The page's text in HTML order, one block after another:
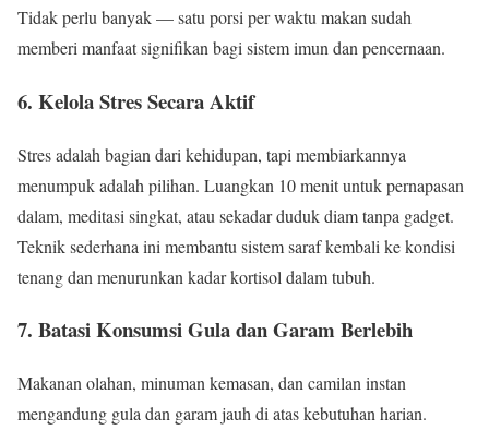
Tidak perlu banyak — satu porsi per waktu makan sudah
memberi manfaat signifikan bagi sistem imun dan pencernaan.
6. Kelola Stres Secara Aktif
Stres adalah bagian dari kehidupan, tapi membiarkannya
menumpuk adalah pilihan. Luangkan 10 menit untuk pernapasan
dalam, meditasi singkat, atau sekadar duduk diam tanpa gadget.
Teknik sederhana ini membantu sistem saraf kembali ke kondisi
tenang dan menurunkan kadar kortisol dalam tubuh.
7. Batasi Konsumsi Gula dan Garam Berlebih
Makanan olahan, minuman kemasan, dan camilan instan
mengandung gula dan garam jauh di atas kebutuhan harian.